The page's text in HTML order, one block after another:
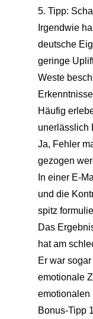
5. Tipp:
Irgendwie
deutsche
geringe
Weste
Häufig
unerlässlich
Ja, Fehler
gezogen
In einer E-
und die
spitz
Das
hat am
Er war
emotionale
emotionalen
Bonus-Tipp